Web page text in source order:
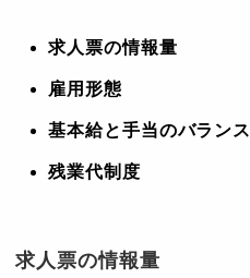
求人票の情報量
雇用形態
基本給と手当のバランス
残業代制度
求人票の情報量